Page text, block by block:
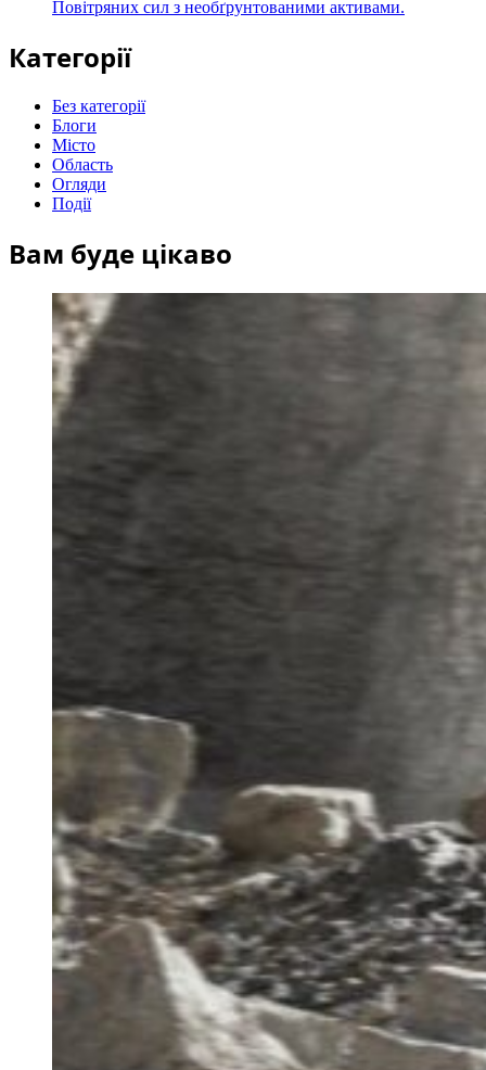
Повітряних сил з необґрунтованими активами.
Категорії
Без категорії
Блоги
Місто
Область
Огляди
Події
Вам буде цікаво